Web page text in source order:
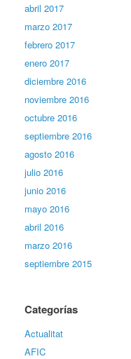
abril 2017
marzo 2017
febrero 2017
enero 2017
diciembre 2016
noviembre 2016
octubre 2016
septiembre 2016
agosto 2016
julio 2016
junio 2016
mayo 2016
abril 2016
marzo 2016
septiembre 2015
Categorías
Actualitat
AFIC